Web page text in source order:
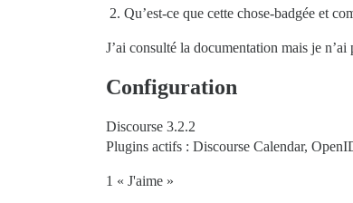
Qu’est-ce que cette chose-badgée et
J’ai consulté la documentation mais je n’ai
Configuration
Discourse 3.2.2
Plugins actifs : Discourse Calendar,
1 « J'aime »